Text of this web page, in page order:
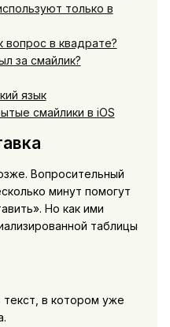
только в
вопрос в квадрате?
за смайлик?
язык
смайлики в iOS
Вопросительный
минут помогут
Но как ими
таблицы
в котором уже